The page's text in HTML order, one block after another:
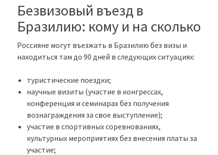
Безвизовый въезд в
Бразилию: кому и на сколько
Россияне могут въезжать в Бразилию без визы и
находиться там до 90 дней в следующих ситуациях:
туристические поездки;
научные визиты (участие в конгрессах,
конференция и семинарах без получения
вознаграждения за свое выступление);
участие в спортивных соревнованиях,
культурных мероприятиях без внесения платы за
участие;